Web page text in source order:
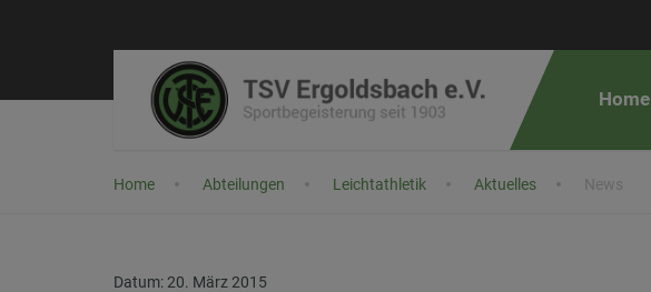
Home
Home Abteilungen Leichtathletik Aktuelles News
Datum: 20. März 2015